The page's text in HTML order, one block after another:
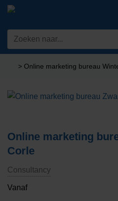
Ga
inhoud
Zoeken
> Online marketing bureau
Online marketing
Corle
Consultancy
Vanaf